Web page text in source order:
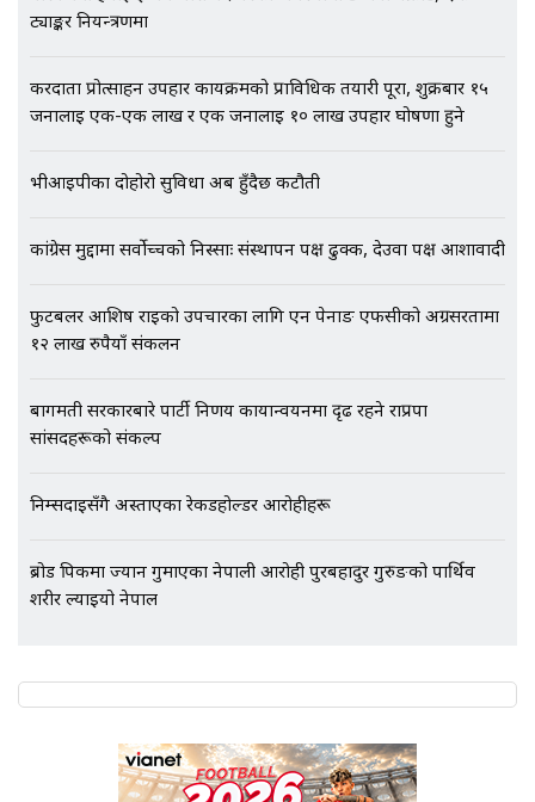
अर्ब बढी घुस!|| SIDHAKURA ||
गायब || Everest Hospital
ट्याङ्कर नियन्त्रणमा
करदाता प्रोत्साहन उपहार कार्यक्रमको प्राविधिक तयारी पूरा, शुक्रबार १५
जनालाई एक-एक लाख र एक जनालाई १० लाख उपहार घोषणा हुने
भीआईपीका दोहोरो सुविधा अब हुँदैछ कटौती
कांग्रेस मुद्दामा सर्वोच्चको निस्साः संस्थापन पक्ष ढुक्क, देउवा पक्ष आशावादी
फुटबलर आशिष राईको उपचारका लागि एन पेनाङ एफसीको अग्रसरतामा
१२ लाख रुपैयाँ संकलन
बागमती सरकारबारे पार्टी निर्णय कार्यान्वयनमा दृढ रहने राप्रपा
सांसदहरूको संकल्प
निम्सदाइसँगै अस्ताएका रेकर्डहोल्डर आरोहीहरू
ब्रोड पिकमा ज्यान गुमाएका नेपाली आरोही पुरबहादुर गुरुङको पार्थिव
शरीर ल्याइयो नेपाल